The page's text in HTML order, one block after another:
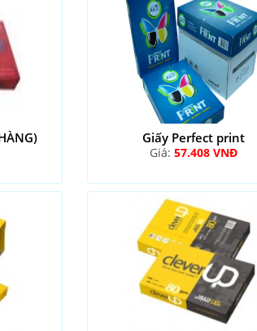
Giấy Perfect print
Giá:57.408 VNĐ